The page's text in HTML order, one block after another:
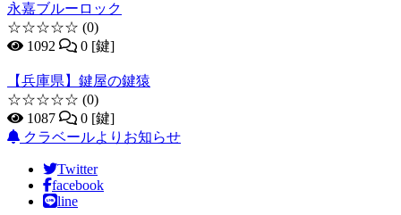
永嘉ブルーロック
☆☆☆☆☆ (0)
1092
0 [鍵]
【兵庫県】鍵屋の鍵猿
☆☆☆☆☆ (0)
1087
0 [鍵]
クラベールよりお知らせ
Twitter
facebook
line